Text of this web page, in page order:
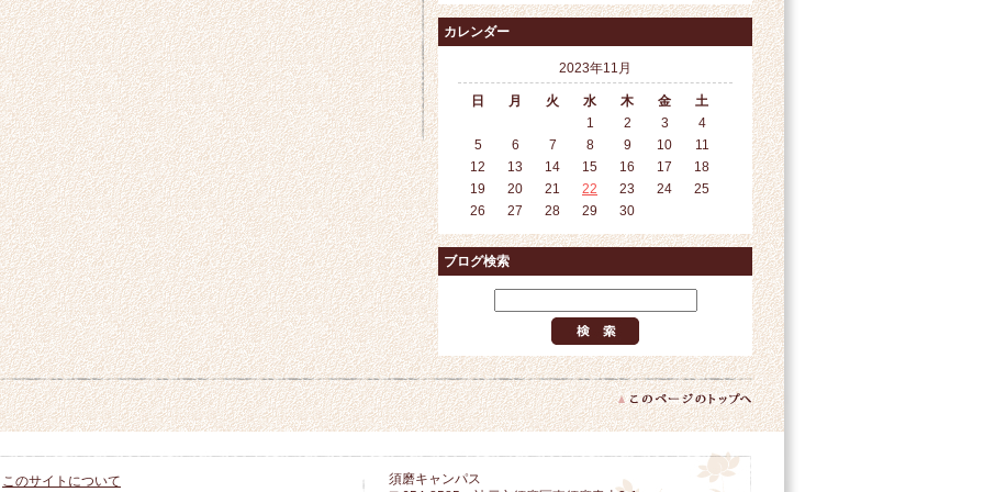
カレンダー
2023年11月
日 月 火 水 木 金
土
1
2 3
4
5
6 7 8 9 10
11
12
13 14 15 16 17
18
19
20 21 22 23 24
25
26
27 28 29 30
ブログ検索
このサイトについて
須磨キャンパス